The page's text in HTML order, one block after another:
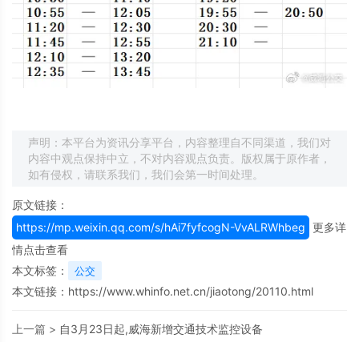
声明：本平台为资讯分享平台，内容整理自不同渠道，我们对
内容中观点保持中立，不对内容观点负责。版权属于原作者，
如有侵权，请联系我们，我们会第一时间处理。
原文链接：
https://mp.weixin.qq.com/s/hAi7fyfcogN-VvALRWhbeg 更多详
情点击查看
本文标签：
公交
本文链接： https://www.whinfo.net.cn/jiaotong/20110.html
上一篇 > 自3月23日起,威海新增交通技术监控设备